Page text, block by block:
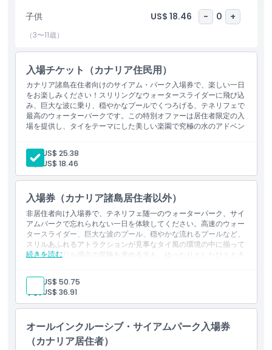
回らずには完結しません。一日中、美味しい料理や爽やかなドリン
クを楽しめるレストランやスナックバーがあります。また、パーク
にはサンベッド、ロッカー、その他訪問を快適で楽しいものにする
を一日中満喫できます。冒険、リラックス、家族での楽しい時間を
求めているかに関わらず、サイアム・パークはテネリフェで忘れら
れない一日を過ごすのに最適な目的地です。
含まれるもの
子供／大人ポリシー
除外事項
営業時間
注意事項
子供 US$ 18.46 - 0 +
（3〜11歳）
入場チケット（カナリア住民用）
カナリア諸島在住者向けのサイアム・パーク入場券で、楽しい一日
をお楽しみください！スリリングなウォータースライダーに飛び込
み、巨大な波に乗り、穏やかなプールでくつろげる、テネリフェで
最高のウォーターパークです。この特別オファーは居住者限定の入
場を提供し、タイをテーマにした美しい楽園で究極の水のアドベン
大人: US$ 25.38
子供:
US$ 18.46
入場券（カナリア諸島居住者以外）
非居住者向け入場券で、テネリフェ随一のウォーターパーク、サイ
アムパークで忘れられない一日を体験してください。高速のウォー
タースライダー、巨大な波のプール、穏やかな流れるプールなど、
スリルあふれるアトラクションが見事なタイ風の環境の中に揃って
います。スリル満点の冒険を求める方も、ゆったりとしたひととき
このチケットは全アトラクションへの終日アクセスを付与し、あら
ゆる年齢の来場者にとって忘れられない体験を保証します。
続きを読む
含まれる内容
サイアムパーク入場
更衣室とシャワーの利用
大人: US$ 50.75
子供:US$ 36.91
オールインクルーシブ・サイアムパーク入場券
（カナリア居住者）